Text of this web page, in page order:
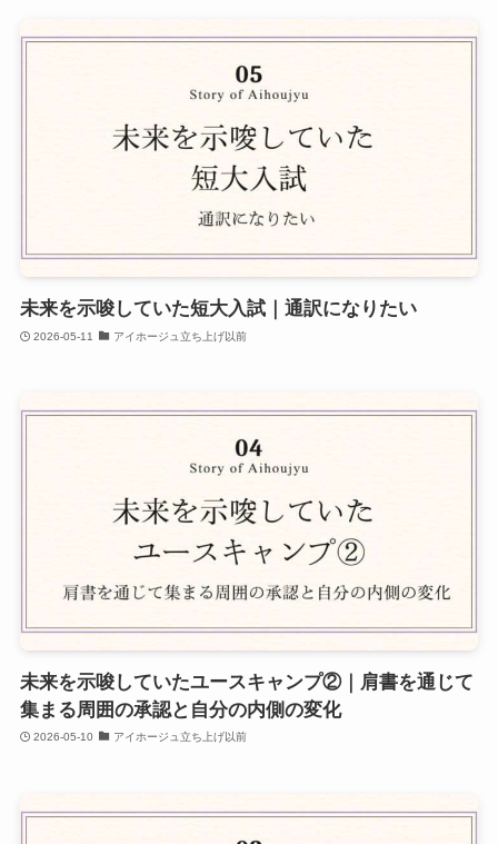
未来を示唆していた短大入試｜通訳になりたい
2026-05-11 アイホージュ立ち上げ以前
未来を示唆していたユースキャンプ②｜肩書を通じて
集まる周囲の承認と自分の内側の変化
2026-05-10 アイホージュ立ち上げ以前